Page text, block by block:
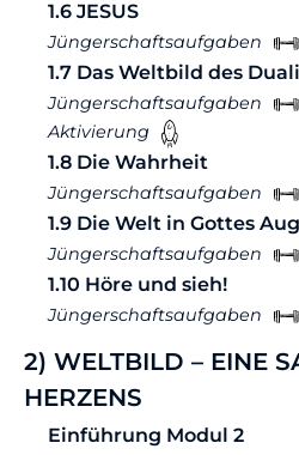
1.6 JESUS
Jüngerschaftsaufgaben
1.7 Das Weltbild des
Jüngerschaftsaufgaben
Aktivierung
1.8 Die Wahrheit
Jüngerschaftsaufgaben
1.9 Die Welt in Gottes
Jüngerschaftsaufgaben
1.10 Höre und sieh!
Jüngerschaftsaufgaben
2) WELTBILD – EINE
HERZENS
Einführung Modul 2